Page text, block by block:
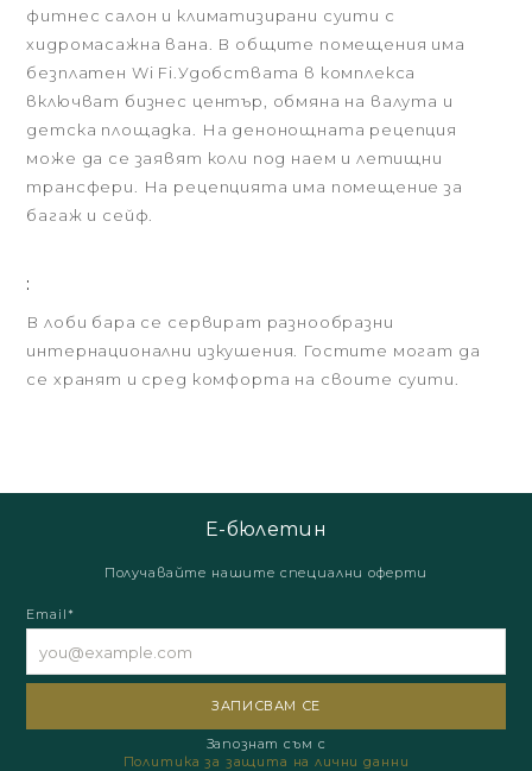
фитнес салон и климатизирани суити с
хидромасажна вана. В общите помещения има
безплатен Wi Fi.Удобствата в комплекса
включват бизнес център, обмяна на валута и
детска площадка. На денонощната рецепция
може да се заявят коли под наем и летищни
трансфери. На рецепцията има помещение за
багаж и сейф.
:
В лоби бара се сервират разнообразни
интернационални изкушения. Гостите могат да
се хранят и сред комфорта на своите суити.
Е-бюлетин
Получавайте нашите специални оферти
Email*
Запознат съм с
Политика за защита на лични данни